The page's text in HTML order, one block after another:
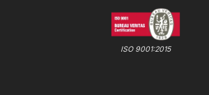
ISO 9001:2015